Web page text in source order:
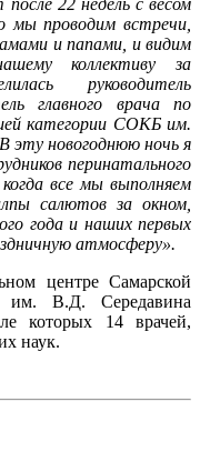
мы проводим встречи,
и папами, и видим
коллективу за
руководитель
главного врача по
категории СОКБ им.
эту новогоднюю ночь я
перинатального
все мы выполняем
салютов за окном,
года и наших первых
атмосферу».
центре Самарской
им. В.Д. Середавина
которых 14 врачей,
наук.